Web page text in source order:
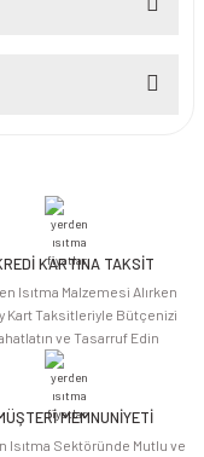
KARTINA TAKSİT
Isıtma Malzemesi Alırken
Kart Taksitleriyle Bütçenizi
ve Tasarruf Edin
MEMNUNİYETİ
Isıtma Sektöründe Mutlu ve